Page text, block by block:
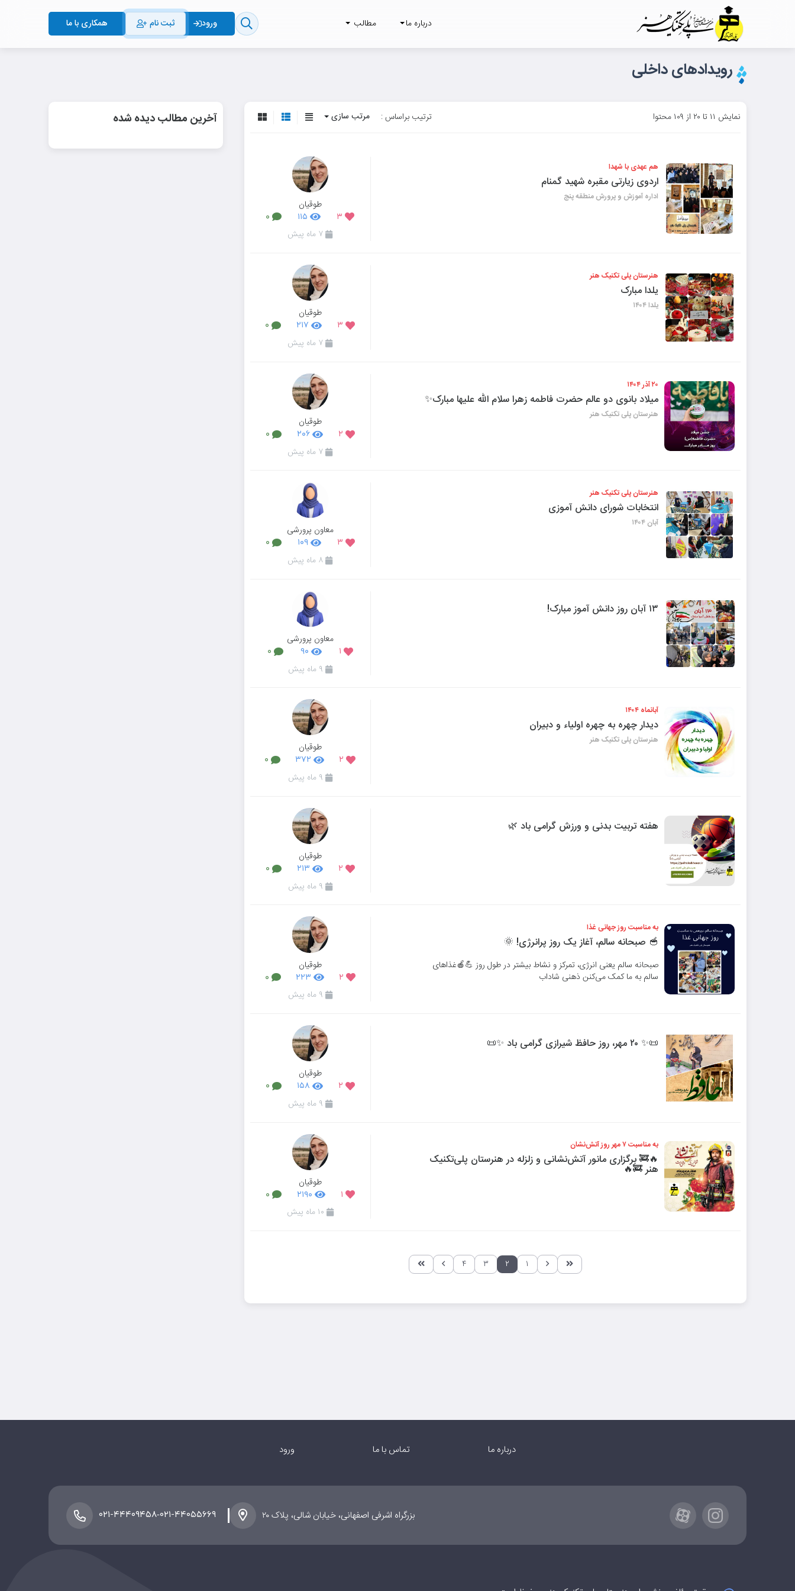
درباره ما مطالب ورود ثبت نام همکاری با ما
رویدادهای داخلی
نمایش ۱۱ تا ۲۰ از ۱۰۹ محتوا ترتیب براساس : مرتب سازی
هم عهدی با شهدا
اردوی زیارتی مقبره شهید گمنام
اداره آموزش و پرورش منطقه پنج
طوقیان
۳ ۱۱۵ ۰
۷ ماه پیش
هنرستان پلی تکنیک هنر
یلدا مبارک
یلدا ۱۴۰۴
طوقیان
۳ ۲۱۷ ۰
۷ ماه پیش
۲۰ آذر ۱۴۰۴
میلاد بانوی دو عالم حضرت فاطمه زهرا سلام الله علیها مبارک✨
هنرستان پلی تکنیک هنر
طوقیان
۲ ۲۰۶ ۰
۷ ماه پیش
هنرستان پلی تکنیک هنر
انتخابات شورای دانش آموزی
آبان ۱۴۰۴
معاون پرورشی
۳ ۱۰۹ ۰
۸ ماه پیش
۱۳ آبان روز دانش آموز مبارک!
معاون پرورشی
۱ ۹۰ ۰
۹ ماه پیش
آبانماه ۱۴۰۴
دیدار چهره به چهره اولیاء و دبیران
هنرستان پلی تکنیک هنر
طوقیان
۲ ۳۷۲ ۰
۹ ماه پیش
هفته تربیت بدنی و ورزش گرامی باد 🌿
طوقیان
۲ ۲۱۳ ۰
۹ ماه پیش
به مناسبت روز جهانی غذا
🥣 صبحانه سالم، آغاز یک روز پرانرژی! 🌞
صبحانه سالم یعنی انرژی، تمرکز و نشاط بیشتر در طول روز 💪🍎غذاهای
سالم به ما کمک می‌کنن ذهنی شاداب
طوقیان
۲ ۲۲۳ ۰
۹ ماه پیش
📜✨ ۲۰ مهر، روز حافظ شیرازی گرامی باد ✨📜
طوقیان
۲ ۱۵۸ ۰
۹ ماه پیش
به مناسبت ۷ مهر روز آتش‌نشان
🔥🚒 برگزاری مانور آتش‌نشانی و زلزله در هنرستان پلی‌تکنیک
هنر 🚒🔥
طوقیان
۱ ۲۱۹۰ ۰
۱۰ ماه پیش
۱ ۲ ۳ ۴
آخرین مطالب دیده شده
درباره ما تماس با ما ورود
بزرگراه اشرفی اصفهانی، خیابان شالی، پلاک ۲۰ ۰۲۱-۴۴۰۵۵۶۶۹-۰۲۱-۴۴۴۰۹۴۵۸